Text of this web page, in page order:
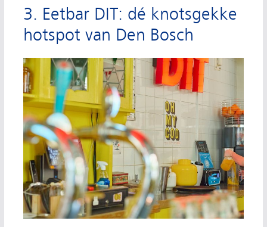
3. Eetbar DIT: dé knotsgekke
hotspot van Den Bosch